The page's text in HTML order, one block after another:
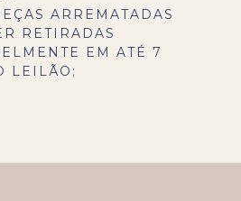
ARREMATADAS
RETIRADAS
EM ATÉ 7
LEILÃO;